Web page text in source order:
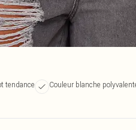
tendance Couleur blanche